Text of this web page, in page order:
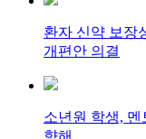
환자 신약 보장
개편안 의결
소년원 학생,